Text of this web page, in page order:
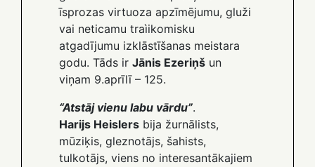
īsprozas virtuoza apzīmējumu, gluži
vai neticamu traìikomisku
atgadījumu izklāstīšanas meistara
godu. Tāds ir Jānis Ezeriņš un
viņam 9.aprīlī – 125.
“Atstāj vienu labu vārdu”.
Harijs Heislers bija žurnālists,
mūziķis, gleznotājs, šahists,
tulkotājs, viens no interesantākajiem